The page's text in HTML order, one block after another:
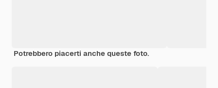
Potrebbero piacerti anche queste foto.